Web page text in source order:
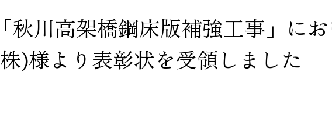
秋川高架橋鋼床版補強工事」に
)様より表彰状を受領しました